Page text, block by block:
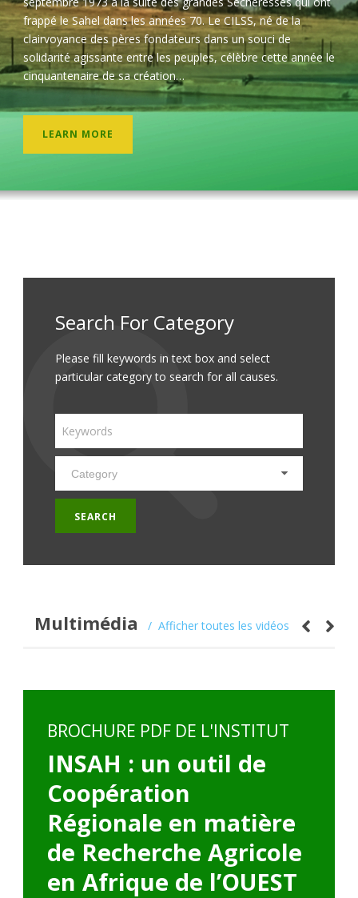
frappé le Sahel dans les années 70. Le CILSS, né de la
clairvoyance des pères fondateurs dans un souci de
solidarité agissante entre les peuples, célèbre cette année le
cinquantenaire de sa création…
LEARN MORE
Search For Category
Please fill keywords in text box and select
particular category to search for all causes.
Multimédia Afficher toutes les vidéos
BROCHURE PDF DE L'INSTITUT
INSAH : un outil de
Coopération
Régionale en matière
de Recherche Agricole
en Afrique de l’OUEST